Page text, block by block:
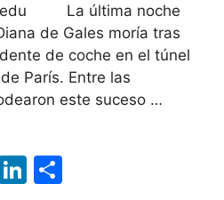
La última noche
de Gales moría tras
de coche en el túnel
París. Entre las
este suceso …
Li